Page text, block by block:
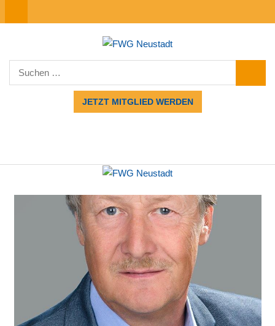
Inhalt
Suchen
nach:
JETZT MITGLIED WERDEN